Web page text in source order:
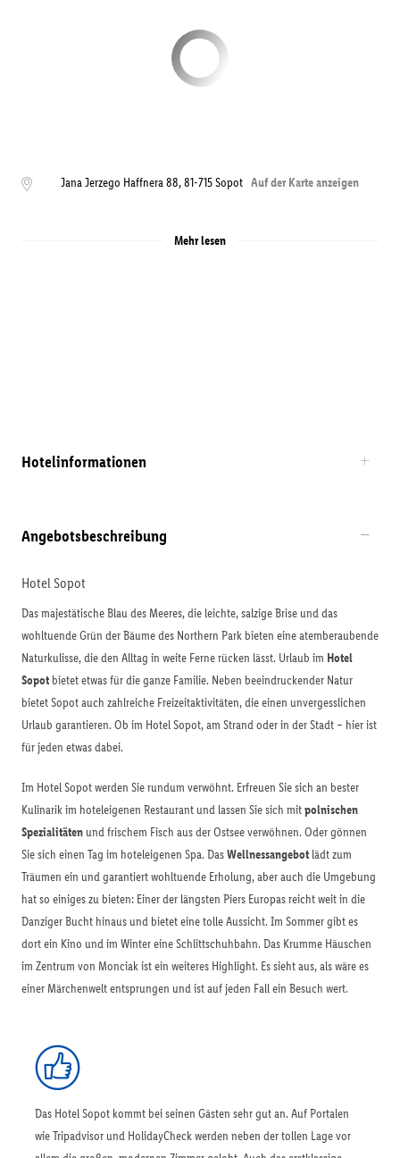
Jana Jerzego Haffnera 88,81-715 Sopot Auf der Karte anzeigen
Mehr lesen
Hotelinformationen
Angebotsbeschreibung
Hotel Sopot
Das majestätische Blau des Meeres, die leichte, salzige Brise und das
wohltuende Grün der Bäume des Northern Park bieten eine atemberaubende
Naturkulisse, die den Alltag in weite Ferne rücken lässt. Urlaub im Hotel
Sopot bietet etwas für die ganze Familie. Neben beeindruckender Natur
bietet Sopot auch zahlreiche Freizeitaktivitäten, die einen unvergesslichen
Urlaub garantieren. Ob im Hotel Sopot, am Strand oder in der Stadt – hier ist
für jeden etwas dabei.
Im Hotel Sopot werden Sie rundum verwöhnt. Erfreuen Sie sich an bester
Kulinarik im hoteleigenen Restaurant und lassen Sie sich mitpolnischen
Spezialitäten und frischem Fisch aus der Ostsee verwöhnen. Oder gönnen
Sie sich einen Tag im hoteleigenen Spa. DasWellnessangebot lädt zum
Träumen ein und garantiert wohltuende Erholung, aber auch die Umgebung
hat so einiges zu bieten: Einer der längsten Piers Europas reicht weit in die
Danziger Bucht hinaus und bietet eine tolle Aussicht. Im Sommer gibt es
dort ein Kino und im Winter eine Schlittschuhbahn. Das Krumme Häuschen
im Zentrum von Monciak ist ein weiteres Highlight. Es sieht aus, als wäre es
einer Märchenwelt entsprungen und ist auf jeden Fall ein Besuch wert.
Das Hotel Sopot kommt bei seinen Gästen sehr gut an. Auf Portalen
wie Tripadvisor und HolidayCheck werden neben der tollen Lage vor